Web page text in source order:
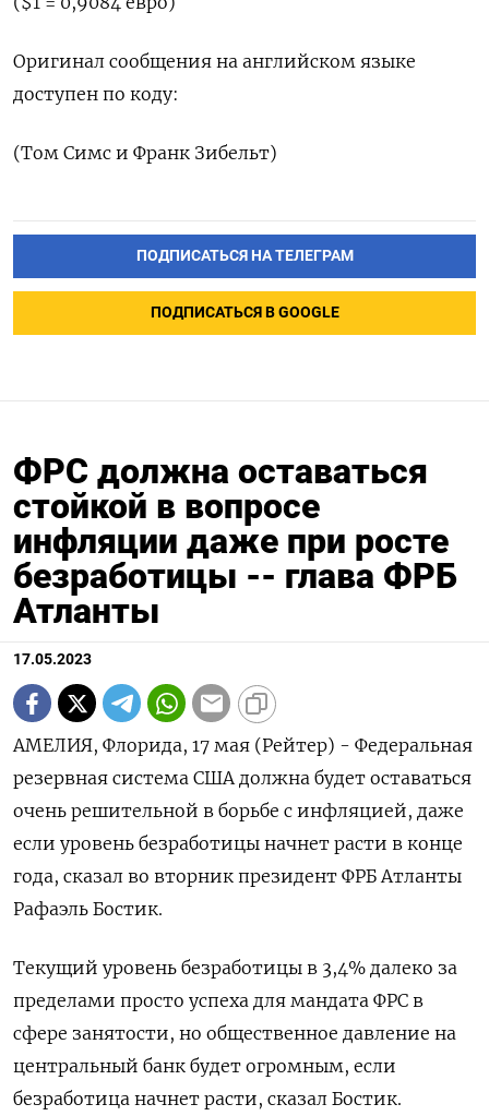
Оригинал сообщения на английском языке
доступен по коду:
(Том Симс и Франк Зибельт)
ПОДПИСАТЬСЯ НА ТЕЛЕГРАМ
ПОДПИСАТЬСЯ В GOOGLE
ФРС должна оставаться
стойкой в вопросе
инфляции даже при росте
безработицы -- глава ФРБ
Атланты
17.05.2023
АМЕЛИЯ, Флорида, 17 мая (Рейтер) - Федеральная
резервная система США должна будет оставаться
очень решительной в борьбе с инфляцией, даже
если уровень безработицы начнет расти в конце
года, сказал во вторник президент ФРБ Атланты
Рафаэль Бостик.
Текущий уровень безработицы в 3,4% далеко за
пределами просто успеха для мандата ФРС в
сфере занятости, но общественное давление на
центральный банк будет огромным, если
безработица начнет расти, сказал Бостик.